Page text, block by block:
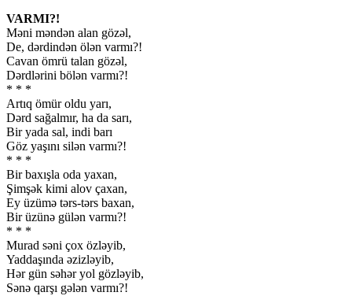
VARMI?!
Məni məndən alan gözəl,
De, dərdindən ölən varmı?!
Cavan ömrü talan gözəl,
Dərdlərini bölən varmı?!
* * *
Artıq ömür oldu yarı,
Dərd sağalmır, ha da sarı,
Bir yada sal, indi barı
Göz yaşını silən varmı?!
* * *
Bir baxışla oda yaxan,
Şimşək kimi alov çaxan,
Ey üzümə tərs-tərs baxan,
Bir üzünə gülən varmı?!
* * *
Murad səni çox özləyib,
Yaddaşında əzizləyib,
Hər gün səhər yol gözləyib,
Sənə qarşı gələn varmı?!